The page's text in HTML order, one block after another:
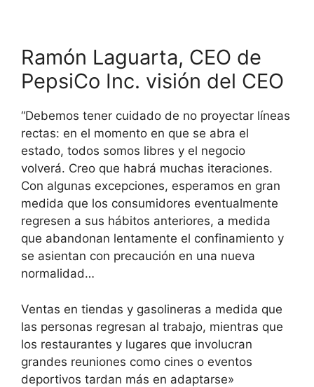
Ramón Laguarta, CEO de
PepsiCo Inc. visión del CEO
“Debemos tener cuidado de no proyectar líneas
rectas: en el momento en que se abra el
estado, todos somos libres y el negocio
volverá. Creo que habrá muchas iteraciones.
Con algunas excepciones, esperamos en gran
medida que los consumidores eventualmente
regresen a sus hábitos anteriores, a medida
que abandonan lentamente el confinamiento y
se asientan con precaución en una nueva
normalidad…
Ventas en tiendas y gasolineras a medida que
las personas regresan al trabajo, mientras que
los restaurantes y lugares que involucran
grandes reuniones como cines o eventos
deportivos tardan más en adaptarse»